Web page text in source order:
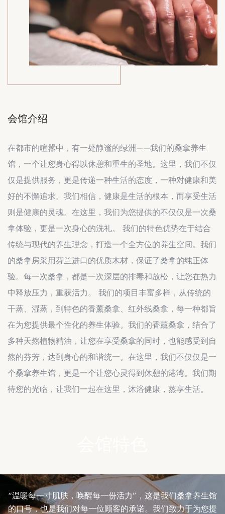
会馆介绍
在都市的喧嚣中，有一处静谧的绿洲——我们的桑拿养生
馆，一个让您身心得以休憩和重生的圣地。这里，我们不仅
仅是提供服务，更是传递一种生活的态度，一种对健康和美
好的不懈追求。我们相信，健康是生活的根本，而享受生活
则是健康的灵魂。在这里，我们为您提供的不仅仅是一次桑
拿体验，更是一次身心的洗礼。 我们的特色优势在于结合
传统与现代的养生理念，打造一个全方位的养生空间。我们
的桑拿房采用芬兰进口的优质木材，保证了桑拿的纯正体
验。每一次桑拿，都是一次深层的排毒和放松，让您在热力
中释放压力，重获活力。 我们的项目丰富多样，从传统的
干蒸、湿蒸，到特色的香薰桑拿、红外线桑拿，每一种都旨
在为您提供最个性化的养生体验。我们的香薰桑拿，结合了
多种天然植物精油，让您在享受桑拿的同时，也能感受到自
然的芬芳，达到身心的和谐统一。在这里，我们不仅仅是一
个桑拿养生馆，更是一个让您心灵得到休憩的港湾。我们期
待您的光临，让我们一起在这里，沐浴健康，蒸享生活。
“温暖每一寸肌肤，唤醒每一份活力”，这是我们桑拿养生馆
的口号，也是我们对每一位顾客的承诺。我们致力于为您提